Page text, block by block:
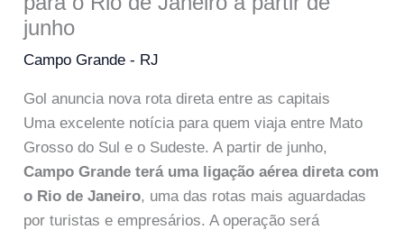
junho
Campo Grande - RJ
Gol anuncia nova rota direta entre as capitais
Uma excelente notícia para quem viaja entre Mato
Grosso do Sul e o Sudeste. A partir de junho,
Campo Grande terá uma ligação aérea direta com
o Rio de Janeiro, uma das rotas mais aguardadas
por turistas e empresários. A operação será